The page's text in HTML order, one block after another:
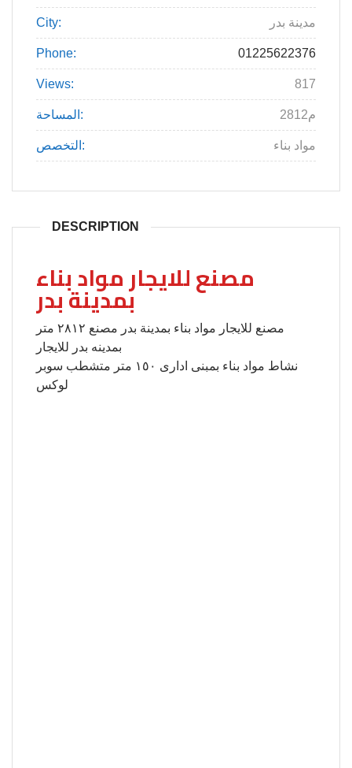
City: مدينة بدر
Phone: 01225622376
Views: 817
المساحة: 2812م
التخصص: مواد بناء
DESCRIPTION
مصنع للايجار مواد بناء
بمدينة بدر
مصنع للايجار مواد بناء بمدينة بدر مصنع ٢٨١٢ متر
بمدينه بدر للايجار
نشاط مواد بناء بمبنى ادارى ١٥٠ متر متشطب سوبر
لوكس